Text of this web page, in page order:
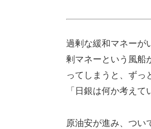
過剰な緩和マネーが
剰マネーという風船
ってしまうと、ずっ
「日銀は何か考え
原油安が進み、つい